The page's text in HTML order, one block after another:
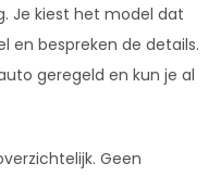
Je kiest het model dat
en bespreken de details.
geregeld en kun je al
Geen